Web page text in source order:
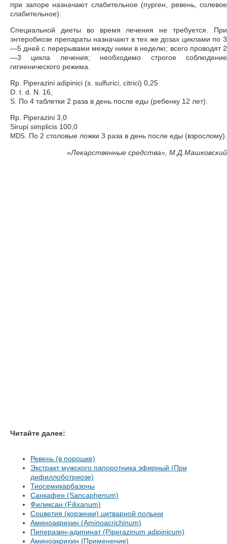
при запоре назначают слабительное (пурген, ревень, солевое
слабительное).
Специальной диеты во время лечения не требуется. При
энтеробиозе препараты назначают в тех же дозах циклами по 3
—5 дней с перерывами между ними в неделю; всего проводят 2
—3 цикла лечения; необходимо строгое соблюдение
гигиенического режима.
Rp. Piperazini adipinici (s. sulfurici, citrici) 0,25
D. t. d. N. 16,
S. По 4 таблетки 2 раза в день после еды (ребенку 12 лет).
Rp. Piperazini 3,0
Sirupi simplicis 100,0
MDS . По 2 столовые ложки 3 раза в день после еды (взрослому).
«Лекарственные средства», М.Д.Машковский
Читайте далее:
Ревень (в порошке)
Экстракт мужского папоротника эфирный (При
дифиллоботриозе)
Тиосемикарбазоны
Санкафен (Sancaphenum)
Филиксан (Filixanum)
Соцветия (корзинки) цитварной полыни
Аминоакрихин (Aminoacrichinum)
Пиперазин-адипинат (Piperazinum adipinicum)
Аминоакрихин (Применение)